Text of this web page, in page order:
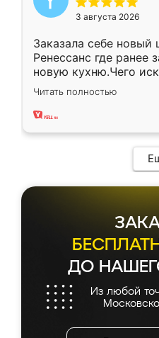
3 августа 2026
Заказала себе новый
Ренессанс где ранее
новую кухню.Чего
вполне довольна.
два года, нареканий
Читать полностью
ДО
Из любой